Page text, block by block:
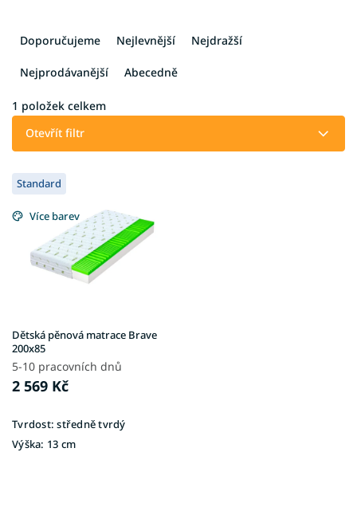
í
p
d
u
k
Doporučujeme Nejlevnější Nejdražší
Nejprodávanější Abecedně
1 položek celkem
Otevřít filtr
V
ý
p
i
u
k
t
ů
Standard
Více barev
Dětská pěnová matrace Brave
200x85
5-10 pracovních dnů
2 569 Kč
Tvrdost: středně tvrdý
Výška: 13 cm